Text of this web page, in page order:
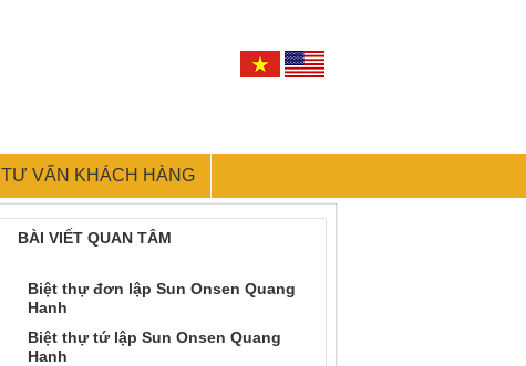
TƯ VẤN KHÁCH HÀNG
BÀI VIẾT QUAN TÂM
Biệt thự đơn lập Sun Onsen Quang
Hanh
Biệt thự tứ lập Sun Onsen Quang
Hanh